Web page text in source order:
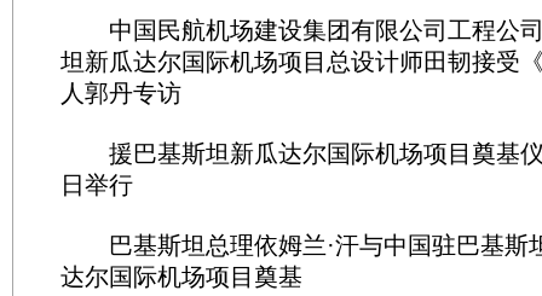
中国民航机场建设集团有限公司工程公
坦新瓜达尔国际机场项目总设计师田韧接受
人郭丹专访
援巴基斯坦新瓜达尔国际机场项目奠基
日举行
巴基斯坦总理依姆兰·汗与中国驻巴基斯
达尔国际机场项目奠基